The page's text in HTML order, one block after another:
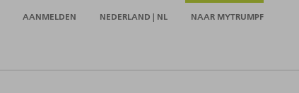
AANMELDEN NEDERLAND | NL NAAR MYTRUMPF